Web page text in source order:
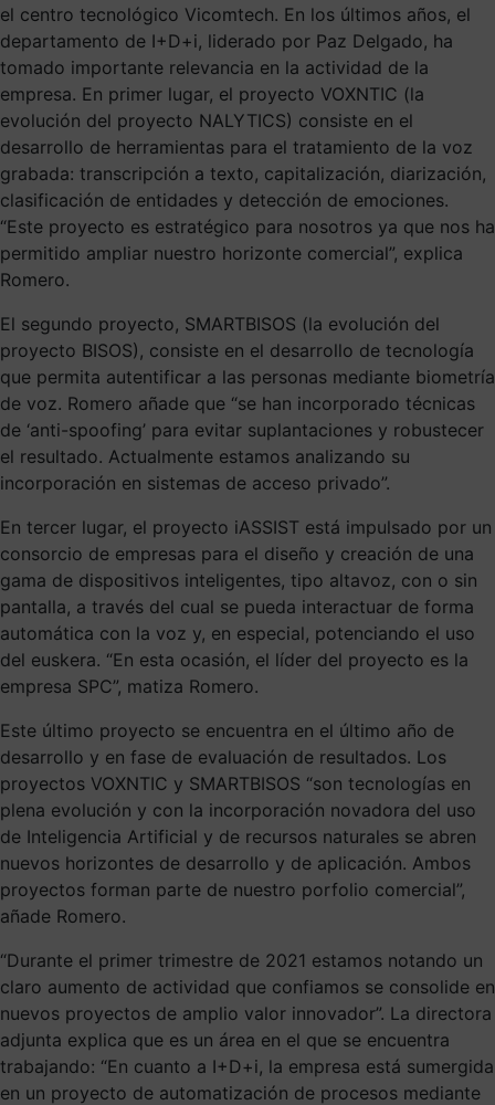
el centro tecnológico Vicomtech. En los últimos años, el
departamento de I+D+i, liderado por Paz Delgado, ha
tomado importante relevancia en la actividad de la
empresa. En primer lugar, el proyecto VOXNTIC (la
evolución del proyecto NALYTICS) consiste en el
desarrollo de herramientas para el tratamiento de la voz
grabada: transcripción a texto, capitalización, diarización,
clasificación de entidades y detección de emociones.
“Este proyecto es estratégico para nosotros ya que nos ha
permitido ampliar nuestro horizonte comercial”, explica
Romero.
El segundo proyecto, SMARTBISOS (la evolución del
proyecto BISOS), consiste en el desarrollo de tecnología
que permita autentificar a las personas mediante biometría
de voz. Romero añade que “se han incorporado técnicas
de ‘anti-spoofing’ para evitar suplantaciones y robustecer
el resultado. Actualmente estamos analizando su
incorporación en sistemas de acceso privado”.
En tercer lugar, el proyecto iASSIST está impulsado por un
consorcio de empresas para el diseño y creación de una
gama de dispositivos inteligentes, tipo altavoz, con o sin
pantalla, a través del cual se pueda interactuar de forma
automática con la voz y, en especial, potenciando el uso
del euskera. “En esta ocasión, el líder del proyecto es la
empresa SPC”, matiza Romero.
Este último proyecto se encuentra en el último año de
desarrollo y en fase de evaluación de resultados. Los
proyectos VOXNTIC y SMARTBISOS “son tecnologías en
plena evolución y con la incorporación novadora del uso
de Inteligencia Artificial y de recursos naturales se abren
nuevos horizontes de desarrollo y de aplicación. Ambos
proyectos forman parte de nuestro porfolio comercial”,
añade Romero.
“Durante el primer trimestre de 2021 estamos notando un
claro aumento de actividad que confiamos se consolide en
nuevos proyectos de amplio valor innovador”. La directora
adjunta explica que es un área en el que se encuentra
trabajando: “En cuanto a I+D+i, la empresa está sumergida
en un proyecto de automatización de procesos mediante